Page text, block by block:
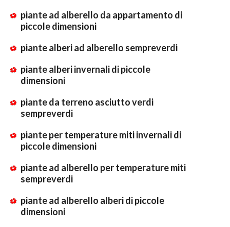
piante ad alberello da appartamento di
piccole dimensioni
piante alberi ad alberello sempreverdi
piante alberi invernali di piccole
dimensioni
piante da terreno asciutto verdi
sempreverdi
piante per temperature miti invernali di
piccole dimensioni
piante ad alberello per temperature miti
sempreverdi
piante ad alberello alberi di piccole
dimensioni